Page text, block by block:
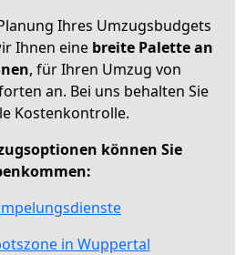
Ihres Umzugsbudgets
Ihnen eine breite Palette an
, für Ihren Umzug von
an. Bei uns behalten Sie
Kostenkontrolle.
können Sie
in Wuppertal